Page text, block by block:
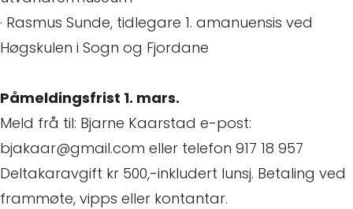
· Rasmus Sunde, tidlegare 1. amanuensis ved
Høgskulen i Sogn og Fjordane
Påmeldingsfrist 1. mars.
Meld frå til: Bjarne Kaarstad e-post:
bjakaar@gmail.com eller telefon 917 18 957
Deltakaravgift kr 500,-inkludert lunsj. Betaling ved
frammøte, vipps eller kontantar.